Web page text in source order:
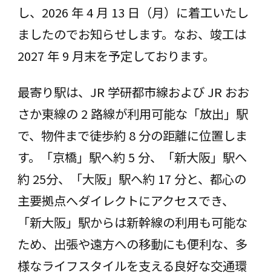
し、2026 年 4 月 13 日（月）に着工いたし
ましたのでお知らせします。なお、竣工は
2027 年 9 月末を予定しております。
最寄り駅は、JR 学研都市線および JR おお
さか東線の 2 路線が利⽤可能な「放出」駅
で、物件まで徒歩約 8 分の距離に位置しま
す。「京橋」駅へ約 5 分、「新⼤阪」駅へ
約 25分、「⼤阪」駅へ約 17 分と、都心の
主要拠点へダイレクトにアクセスでき、
「新⼤阪」駅からは新幹線の利⽤も可能な
ため、出張や遠方への移動にも便利な、多
様なライフスタイルを支える良好な交通環